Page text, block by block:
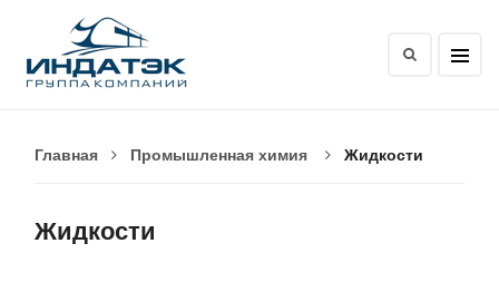
Главная Промышленная химия Жидкости
Жидкости